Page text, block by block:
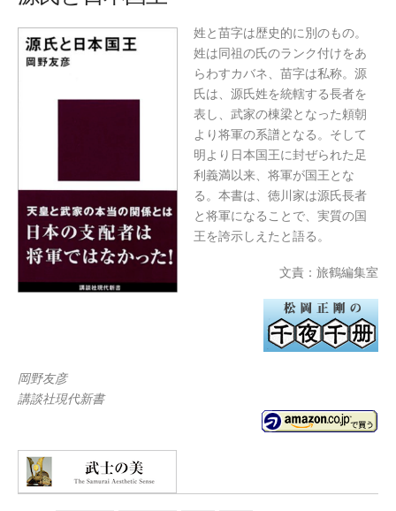
姓と苗字は歴史的に別のもの。
姓は同祖の氏のランク付けをあ
らわすカバネ、苗字は私称。源
氏は、源氏姓を統轄する長者を
表し、武家の棟梁となった頼朝
より将軍の系譜となる。そして
明より日本国王に封ぜられた足
利義満以来、将軍が国王とな
る。本書は、徳川家は源氏長者
と将軍になることで、実質の国
王を誇示しえたと語る。
文責：旅鶴編集室
岡野友彦
講談社現代新書